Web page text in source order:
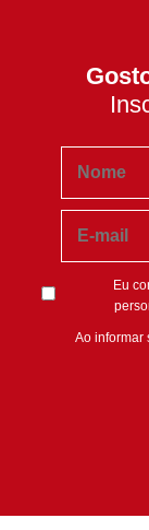
Eu
Ao informar